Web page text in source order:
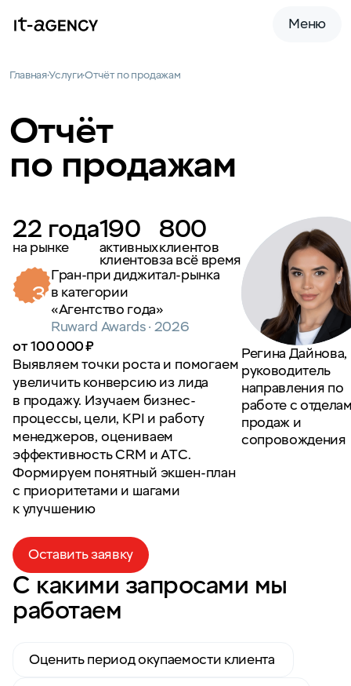
Меню
ГлавнаяУслугиОтчёт по продажам
Отчёт
по продажам
22 года
на рынке
190
активных
клиентов
800
клиентов
за всё время
3
Гран-при диджитал-рынка
в категории
«Агентство года»
Ruward Awards · 2026
от 100 000 ₽
Выявляем точки роста и помогаем
увеличить конверсию из лида
в продажу. Изучаем бизнес-
процессы, цели, KPI и работу
менеджеров, оцениваем
эффективность CRM и АТС.
Формируем понятный экшен-план
с приоритетами и шагами
к улучшению
Оставить заявку
Регина Дайнова,
руководитель
направления по
работе с
продаж и
сопровождения
С какими запросами мы
работаем
Оценить период окупаемости клиента